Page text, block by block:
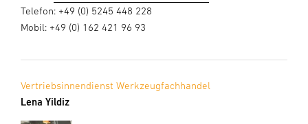
Telefon: +49 (0) 5245 448 228
Mobil: +49 (0) 162 421 96 93
Vertriebsinnendienst Werkzeugfachhandel
Lena Yildiz